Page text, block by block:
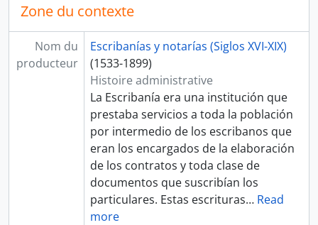
[Série] PÉREZ, Esteban, GONZÁLES, Diego, GONZÁLES CONTRERAS, Pedro
[Série] QUIÑONES, Bartolomé de
[Sección] SIGLO XVII
[Sección] SIGLO XVIII
[Sección] SIGLO XIX
[Fonds] PROTOCOLOS NOTARIALES DE ICA
[Agrupación documental] COLECCIONES
Zone du contexte
Nom du
producteur
Escribanías y notarías (Siglos XVI-XIX)
(1533-1899)
Histoire administrative
La Escribanía era una institución que
prestaba servicios a toda la población
por intermedio de los escribanos que
eran los encargados de la elaboración
de los contratos y toda clase de
documentos que suscribían los
particulares. Estas escrituras… Read
more